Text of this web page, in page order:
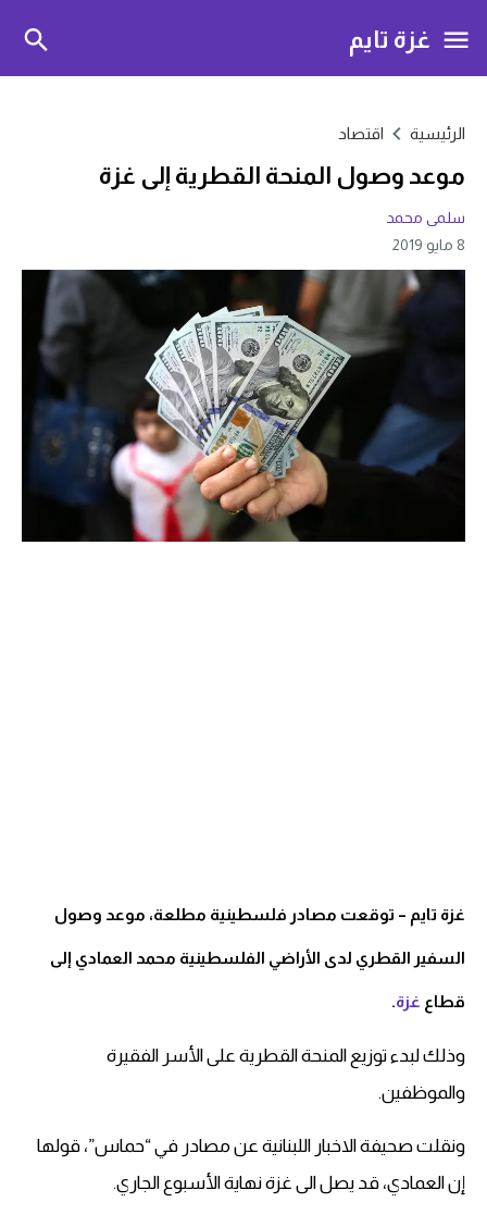
غزة تايم
الرئيسية اقتصاد
موعد وصول المنحة القطرية إلى غزة
سلمى محمد
8 مايو 2019
غزة تايم – توقعت مصادر فلسطينية مطلعة، موعد وصول
السفير القطري لدى الأراضي الفلسطينية محمد العمادي إلى
قطاع غزة.
وذلك لبدء توزيع المنحة القطرية على الأسر الفقيرة
والموظفين.
ونقلت صحيفة الاخبار اللبنانية عن مصادر في “حماس”، قولها
إن العمادي، قد يصل الى غزة نهاية الأسبوع الجاري.